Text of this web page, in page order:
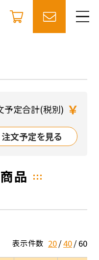
予定合計(税別) ￥
注文予定を見る
品
表示件数 20 40 60